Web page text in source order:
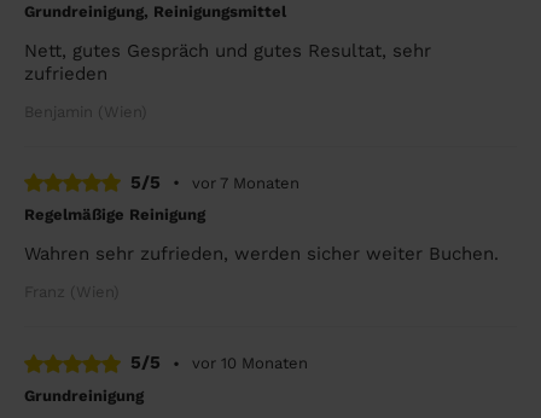
Grundreinigung, Reinigungsmittel
Nett, gutes Gespräch und gutes Resultat, sehr
zufrieden
Benjamin (Wien)
5/5 •
vor 7 Monaten
Regelmäßige Reinigung
Wahren sehr zufrieden, werden sicher weiter Buchen.
Franz (Wien)
5/5 •
vor 10 Monaten
Grundreinigung